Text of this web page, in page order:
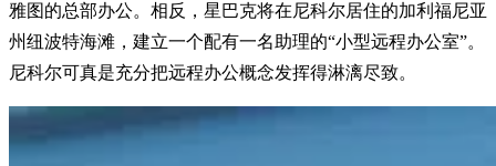
雅图的总部办公。相反，星巴克将在尼科尔居住的加利福尼亚
州纽波特海滩，建立一个配有一名助理的“小型远程办公室”。
尼科尔可真是充分把远程办公概念发挥得淋漓尽致。